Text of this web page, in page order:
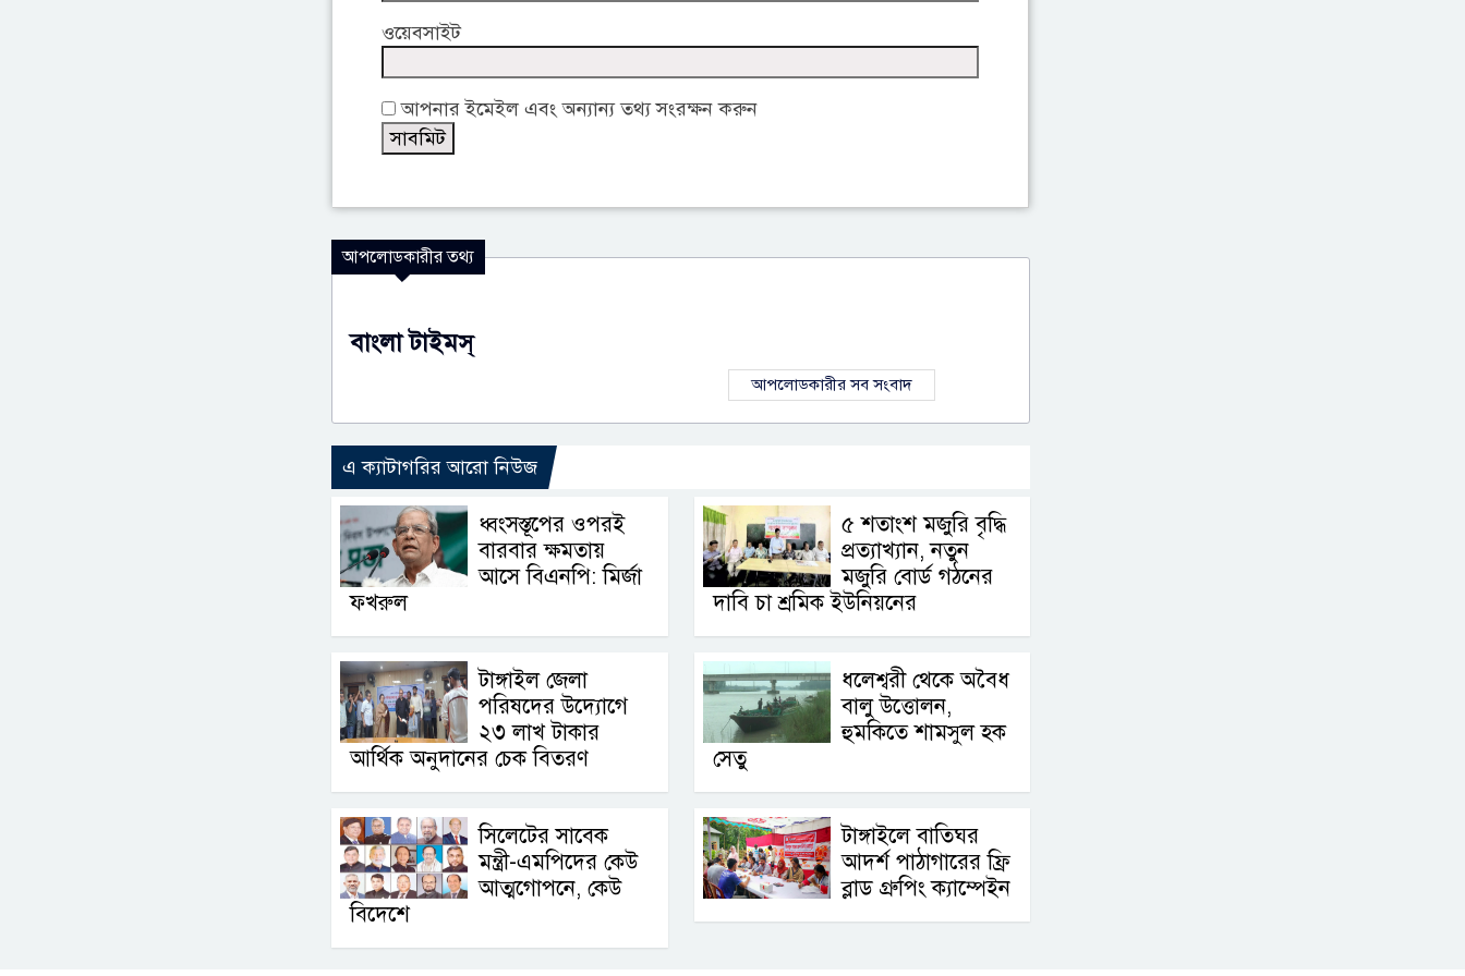
ওয়েবসাইট
আপনার ইমেইল এবং অন্যান্য তথ্য সংরক্ষন করুন
আপলোডকারীর তথ্য
বাংলা টাইমস্
আপলোডকারীর সব সংবাদ
এ ক্যাটাগরির আরো নিউজ
ধ্বংসস্তূপের ওপরই
বারবার ক্ষমতায়
আসে বিএনপি: মির্জা
ফখরুল
৫ শতাংশ মজুরি বৃদ্ধি
প্রত্যাখ্যান, নতুন
মজুরি বোর্ড গঠনের
দাবি চা শ্রমিক ইউনিয়নের
টাঙ্গাইল জেলা
পরিষদের উদ্যোগে
২৩ লাখ টাকার
আর্থিক অনুদানের চেক বিতরণ
ধলেশ্বরী থেকে অবৈধ
বালু উত্তোলন,
হুমকিতে শামসুল হক
সেতু
সিলেটের সাবেক
মন্ত্রী-এমপিদের কেউ
আত্মগোপনে, কেউ
বিদেশে
টাঙ্গাইলে বাতিঘর
আদর্শ পাঠাগারের ফ্রি
ব্লাড গ্রুপিং ক্যাম্পেইন